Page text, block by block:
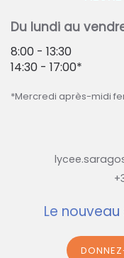
Du lundi au
8:00 - 13:30
14:30 - 17:00*
*Mercredi après-midi
Le